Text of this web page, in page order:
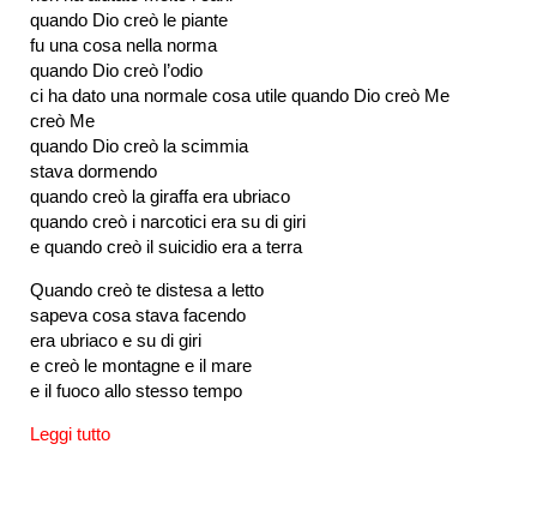
quando Dio creò le piante
fu una cosa nella norma
quando Dio creò l’odio
ci ha dato una normale cosa utile quando Dio creò Me
creò Me
quando Dio creò la scimmia
stava dormendo
quando creò la giraffa era ubriaco
quando creò i narcotici era su di giri
e quando creò il suicidio era a terra
Quando creò te distesa a letto
sapeva cosa stava facendo
era ubriaco e su di giri
e creò le montagne e il mare
e il fuoco allo stesso tempo
Leggi tutto